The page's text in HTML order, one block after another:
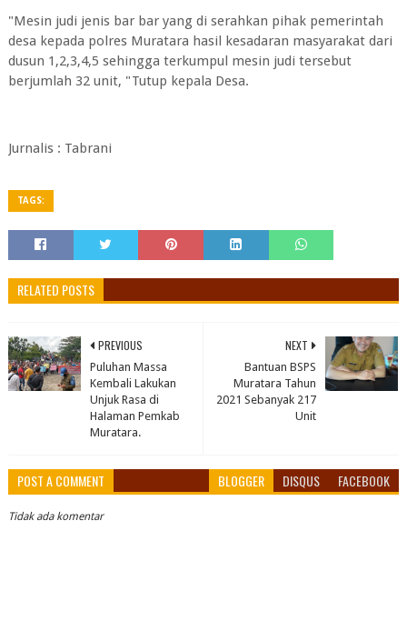
"Mesin judi jenis bar bar yang di serahkan pihak pemerintah
desa kepada polres Muratara hasil kesadaran masyarakat dari
dusun 1,2,3,4,5 sehingga terkumpul mesin judi tersebut
berjumlah 32 unit, "Tutup kepala Desa.
Jurnalis : Tabrani
TAGS:
RELATED POSTS
NEXT
Bantuan BSPS
Muratara Tahun
2021 Sebanyak 217
Unit
PREVIOUS
Puluhan Massa
Kembali Lakukan
Unjuk Rasa di
Halaman Pemkab
Muratara.
POST A COMMENT BLOGGER DISQUS FACEBOOK
Tidak ada komentar